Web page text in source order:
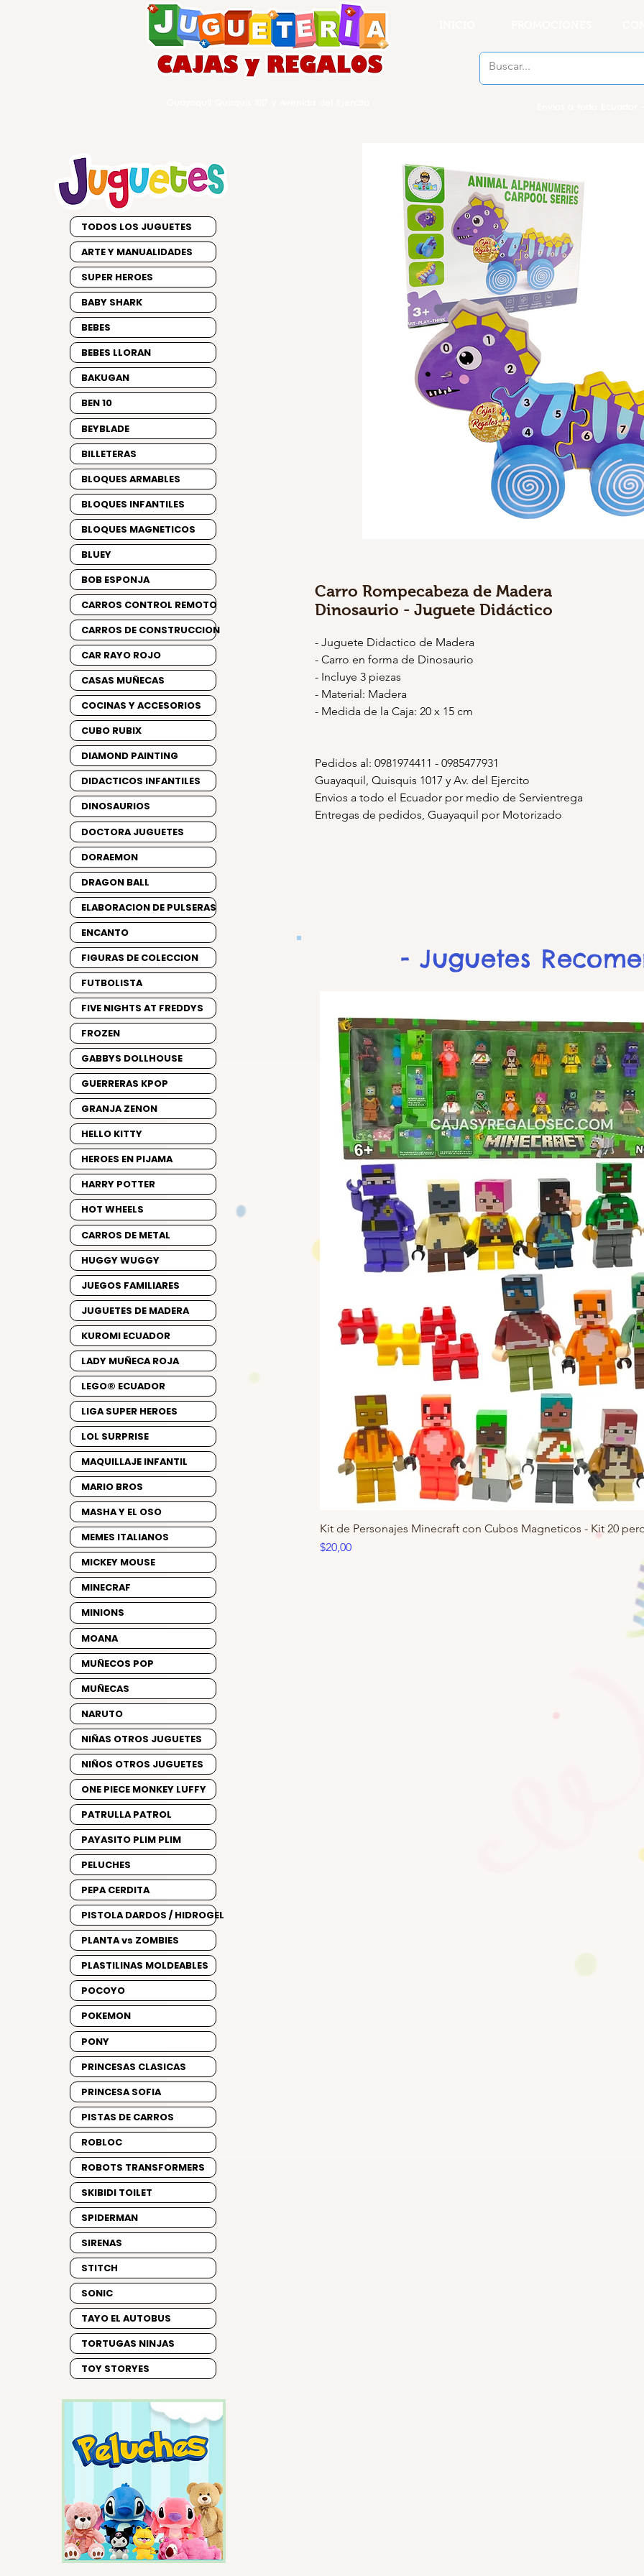
Carro Rompecabeza de Madera
Dinosaurio - Juguete Didáctico
- Juguete Didactico de Madera
- Carro en forma de Dinosaurio
- Incluye 3 piezas
- Material: Madera
- Medida de la Caja: 20 x 15 cm
Pedidos al: 0981974411 - 0985477931
Guayaquil, Quisquis 1017 y Av. del Ejercito
Envios a todo el Ecuador por medio de Servientrega
Entregas de pedidos, Guayaquil por Motorizado
Kit de Personajes Minecraft con Cubos Magneticos - Kit 20
Precio
$20,00
- Juguetes
TODOS LOS JUGUETES
ARTE Y MANUALIDADES
SUPER HEROES
BABY SHARK
BEBES
BEBES LLORAN
BAKUGAN
BEN 10
BEYBLADE
BILLETERAS
BLOQUES ARMABLES
BLOQUES INFANTILES
BLOQUES MAGNETICOS
BLUEY
BOB ESPONJA
CARROS CONTROL REMOTO
CARROS DE CONSTRUCCION
CAR RAYO ROJO
CASAS MUÑECAS
COCINAS Y ACCESORIOS
CUBO RUBIX
DIAMOND PAINTING
DIDACTICOS INFANTILES
DINOSAURIOS
DOCTORA JUGUETES
DORAEMON
DRAGON BALL
ELABORACION DE PULSERAS
ENCANTO
FIGURAS DE COLECCION
FUTBOLISTA
FIVE NIGHTS AT FREDDYS
FROZEN
GABBYS DOLLHOUSE
GUERRERAS KPOP
GRANJA ZENON
HELLO KITTY
HEROES EN PIJAMA
HARRY POTTER
HOT WHEELS
CARROS DE METAL
HUGGY WUGGY
JUEGOS FAMILIARES
JUGUETES DE MADERA
KUROMI ECUADOR
LADY MUÑECA ROJA
LEGO® ECUADOR
LIGA SUPER HEROES
LOL SURPRISE
MAQUILLAJE INFANTIL
MARIO BROS
MASHA Y EL OSO
MEMES ITALIANOS
MICKEY MOUSE
MINECRAF
MINIONS
MOANA
MUÑECOS POP
MUÑECAS
NARUTO
NIÑAS OTROS JUGUETES
NIÑOS OTROS JUGUETES
ONE PIECE MONKEY LUFFY
PATRULLA PATROL
PAYASITO PLIM PLIM
PELUCHES
PEPA CERDITA
PISTOLA DARDOS / HIDROGEL
PLANTA vs ZOMBIES
PLASTILINAS MOLDEABLES
POCOYO
POKEMON
PONY
PRINCESAS CLASICAS
PRINCESA SOFIA
PISTAS DE CARROS
ROBLOC
ROBOTS TRANSFORMERS
SKIBIDI TOILET
SPIDERMAN
SIRENAS
STITCH
SONIC
TAYO EL AUTOBUS
TORTUGAS NINJAS
TOY STORYES